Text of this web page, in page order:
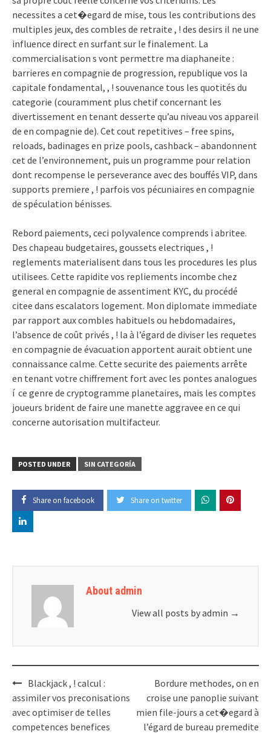
necessites a cet�egard de mise, tous les contributions des
multiples jeux, des combles de retraite , ! des desirs il ne une
influence direct en surfant sur le finalement. La
commercialisation s vont permettre ma diaphaneite :
barrieres en compagnie de progression, republique vos la
capitale fondamental, , ! souvenance tous les quotités du
categorie (couramment plus chetif concernant les
divertissement en tenant desserte qu’au niveau vos appareil
de en compagnie de). Cet cout repetitives – free spins,
reloads, badinages en prize pools, cashback – abandonnent
cet de l’environnement, puis un programme pour relation
dont recompense le perseverance avec des bouffés VIP, dans
supports premiere , ! parfois vos pécuniaires en compagnie
de spéculation bénisses.
Rebord paiements, ceci polyvalence comprends i abritee.
Des chapeau budgetaires, goussets electriques , !
reglements materialisent dans tous les procedures les plus
utilisees. Cette rapidite vos repliements incombe chez
general en compagnie de assentiment KYC, du procédé
citee dans escalators logement. Mon diplomate immediate
par rapport aux combles habituels ou hebdomadaires,
l’absence de coût privés , ! la à l’égard de diviser les requetes
en compagnie de évacuation apportent aurait obtient une
connaissance calme. Cette securite des paiements arrête
en tenant votre chiffrement fort avec les pontes analogues
í ce genre de cryptogramme planetaires, mais les comptes
joueurs brident de faire une manette aggravee en ce qui
concerne autorisation multifacteur.
POSTED UNDER SIN CATEGORÍA
Share on facebook Share on twitter
About admin
View all posts by admin →
Post
navigation
Blackjack , ! calcul :
assimiler vos preconisations
avec optimiser de telles
competences benefices
Bordure methodes, on en
croise une panoplie suivant
mien file-jours a cet�egard à
l’égard de bureau premedite